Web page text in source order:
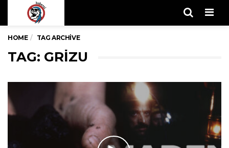
HOME TAG ARCHIVE
TAG: GRIZU